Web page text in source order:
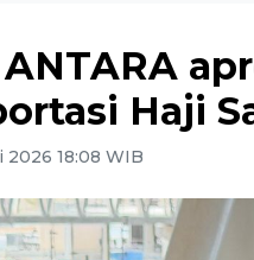
Haji
2026 18:08 WIB